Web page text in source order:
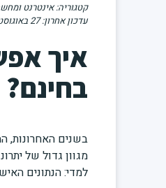
קטגוריה: אינטרנט
27 באוגוסט 2022
בחינם?
בשנים האחרונות,
מגוון גדול של
למדי: הנתונים